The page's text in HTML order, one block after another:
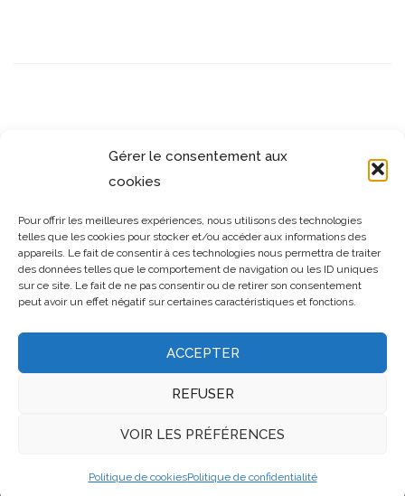
Gérer le consentement aux
cookies
Pour offrir les meilleures expériences, nous utilisons des technologies
telles que les cookies pour stocker et/ou accéder aux informations des
appareils. Le fait de consentir à ces technologies nous permettra de traiter
des données telles que le comportement de navigation ou les ID uniques
sur ce site. Le fait de ne pas consentir ou de retirer son consentement
peut avoir un effet négatif sur certaines caractéristiques et fonctions.
ACCEPTER
REFUSER
VOIR LES PRÉFÉRENCES
Politique de cookiesPolitique de confidentialité
Jérôme Formation
Mentions légales